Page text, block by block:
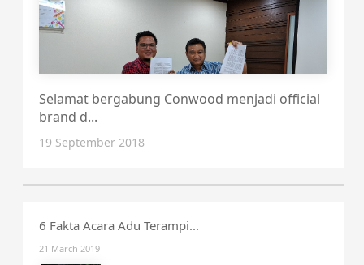
Selamat bergabung Conwood menjadi official
brand d...
19 September 2018
6 Fakta Acara Adu Terampi...
21 March 2019